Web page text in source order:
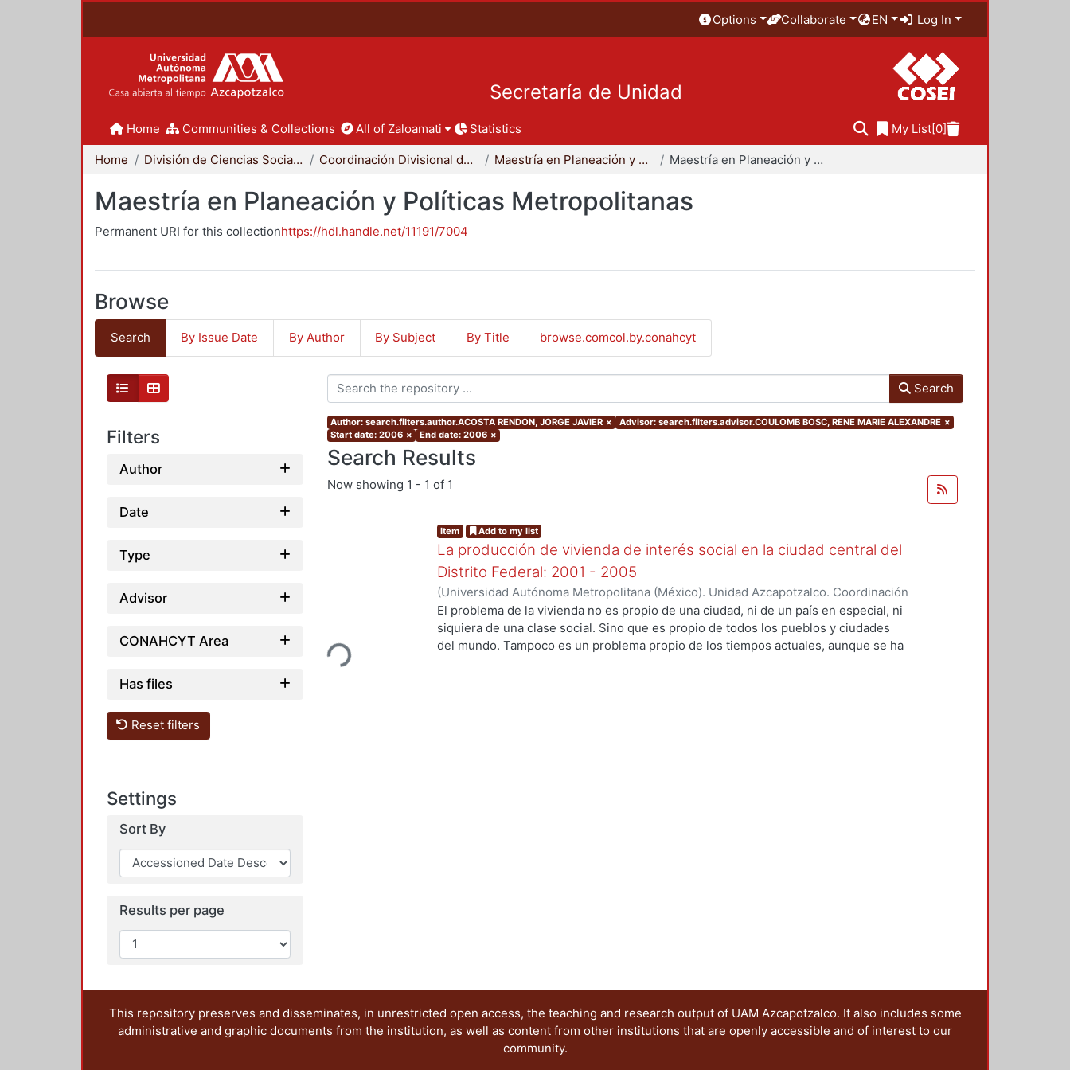
Options Collaborate EN Log In
Secretaría de Unidad
Home Communities & Collections All of Zaloamati Statistics My List[0]
Home División de Ciencias Sociales y Humanidades Coordinación Divisional de Posgrado Maestría en Planeación y Políticas Metropolitanas Maestría en Planeación y Políticas Metropolitanas
Maestría en Planeación y Políticas Metropolitanas
Permanent URI for this collectionhttps://hdl.handle.net/11191/7004
Browse
Search By Issue Date By Author By Subject By Title browse.comcol.by.conahcyt
Filters
Author
Date
Type
Advisor
CONAHCYT Area
Has files
Reset filters
Settings
Sort By
Results per page
Search
Author: search.filters.author.ACOSTA RENDON, JORGE JAVIER × Advisor: search.filters.advisor.COULOMB BOSC, RENE MARIE ALEXANDRE ×
Start date: 2006 × End date: 2006 ×
Search Results
Now showing 1 - 1 of 1
Loading...
Item Add to my list
La producción de vivienda de interés social en la ciudad central del
Distrito Federal: 2001 - 2005
(Universidad Autónoma Metropolitana (México). Unidad Azcapotzalco. Coordinación
de Servicios de Información., 2006-06) ACOSTA RENDON, JORGE JAVIER
El problema de la vivienda no es propio de una ciudad, ni de un país en especial, ni
siquiera de una clase social. Sino que es propio de todos los pueblos y ciudades
del mundo. Tampoco es un problema propio de los tiempos actuales, aunque se ha
This repository preserves and disseminates, in unrestricted open access, the teaching and research output of UAM Azcapotzalco. It also includes some
administrative and graphic documents from the institution, as well as content from other institutions that are openly accessible and of interest to our
community.